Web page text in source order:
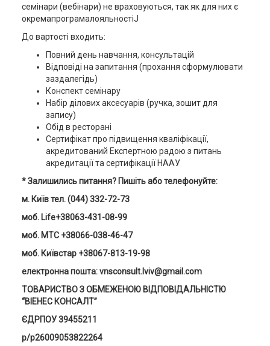
семінари (вебінари) не враховуються, так як для них є
окремапрограмалояльностіJ
До вартості входить:
Повний день навчання, консультацій
Відповіді на запитання (прохання сформулювати
заздалегідь)
Конспект семінару
Набір ділових аксесуарів (ручка, зошит для
запису)
Обід в ресторані
Сертифікат про підвищення кваліфікації,
акредитований Експертною радою з питань
акредитації та сертифікації НААУ
* Залишились питання? Пишіть або телефонуйте:
м. Київ тел. (044) 332-72-73
моб. Life+38063-431-08-99
моб. MTC +38066-038-46-47
моб. Київстар +38067-813-19-98
електронна пошта: vnsconsult.lviv@gmail.com
ТОВАРИСТВО З ОБМЕЖЕНОЮ ВІДПОВІДАЛЬНІСТЮ
“ВІЕНЕС КОНСАЛТ”
ЄДРПОУ 39455211
р/р26009053822264